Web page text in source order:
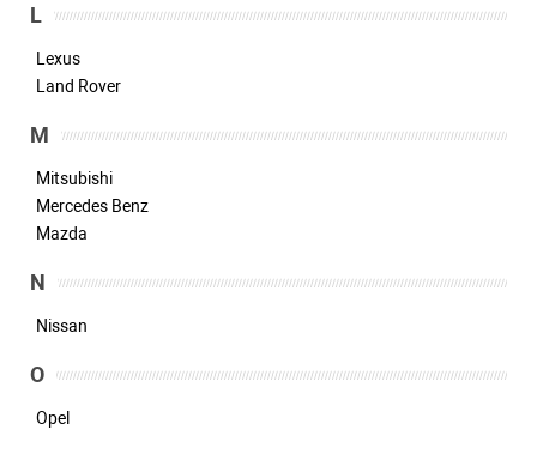
L
Lexus
Land Rover
M
Mitsubishi
Mercedes Benz
Mazda
N
Nissan
O
Opel